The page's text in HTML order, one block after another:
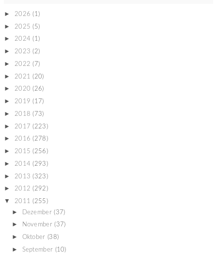
► 2026 (1)
► 2025 (5)
► 2024 (1)
► 2023 (2)
► 2022 (7)
► 2021 (20)
► 2020 (26)
► 2019 (17)
► 2018 (73)
► 2017 (223)
► 2016 (278)
► 2015 (256)
► 2014 (293)
► 2013 (323)
► 2012 (292)
▼ 2011 (255)
► Dezember (37)
► November (37)
► Oktober (38)
► September (10)